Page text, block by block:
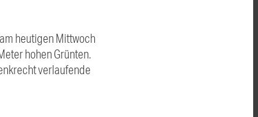
heutigen Mittwoch
hohen Grünten.
verlaufende